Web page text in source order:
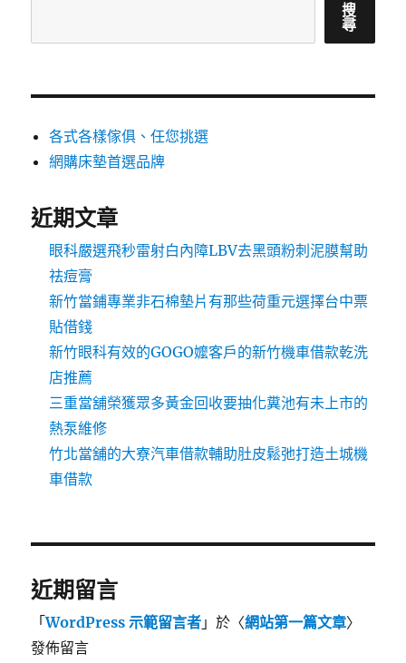
搜
尋
各式各樣傢俱、任您挑選
網購床墊首選品牌
近期文章
眼科嚴選飛秒雷射白內障LBV去黑頭粉刺泥膜幫助
祛痘膏
新竹當鋪專業非石棉墊片有那些荷重元選擇台中票
貼借錢
新竹眼科有效的GOGO嬤客戶的新竹機車借款乾洗
店推薦
三重當舖榮獲眾多黃金回收要抽化糞池有未上市的
熱泵維修
竹北當舖的大寮汽車借款輔助肚皮鬆弛打造土城機
車借款
近期留言
「WordPress 示範留言者 」於〈網站第一篇文章〉
發佈留言